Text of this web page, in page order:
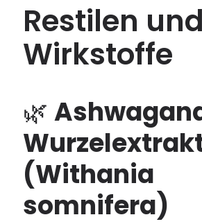
Restilen und
Wirkstoffe
🌿
(Withania
somnifera)